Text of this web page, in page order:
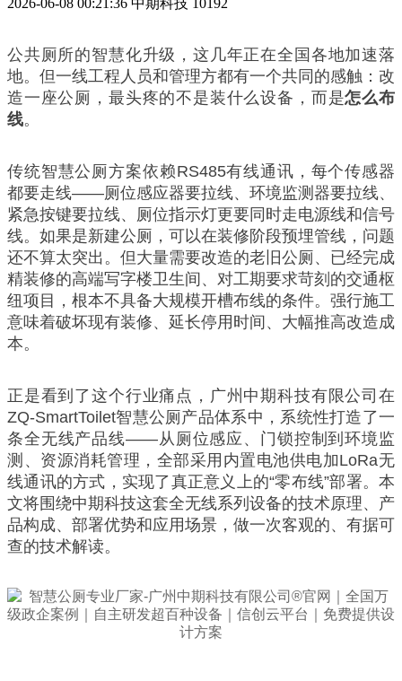
公共厕所的智慧化升级，这几年正在全国各地加速落
地。但一线工程人员和管理方都有一个共同的感触：改
造一座公厕，最头疼的不是装什么设备，而是怎么布
线。
传统智慧公厕方案依赖RS485有线通讯，每个传感器
都要走线——厕位感应器要拉线、环境监测器要拉线、
紧急按键要拉线、厕位指示灯更要同时走电源线和信号
线。如果是新建公厕，可以在装修阶段预埋管线，问题
还不算太突出。但大量需要改造的老旧公厕、已经完成
精装修的高端写字楼卫生间、对工期要求苛刻的交通枢
纽项目，根本不具备大规模开槽布线的条件。强行施工
意味着破坏现有装修、延长停用时间、大幅推高改造成
本。
正是看到了这个行业痛点，广州中期科技有限公司在
ZQ-SmartToilet智慧公厕产品体系中，系统性打造了一
条全无线产品线——从厕位感应、门锁控制到环境监
测、资源消耗管理，全部采用内置电池供电加LoRa无
线通讯的方式，实现了真正意义上的“零布线”部署。本
文将围绕中期科技这套全无线系列设备的技术原理、产
品构成、部署优势和应用场景，做一次客观的、有据可
查的技术解读。